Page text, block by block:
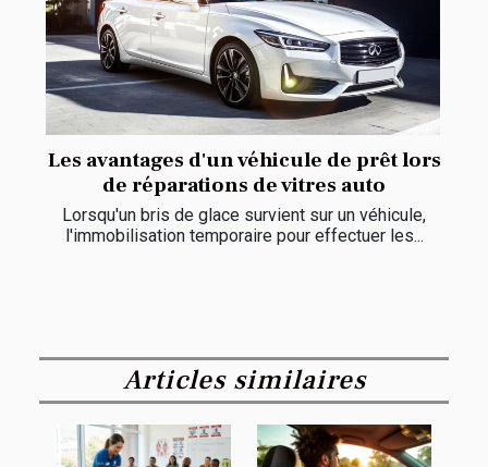
Les avantages d'un véhicule de prêt lors
de réparations de vitres auto
Lorsqu'un bris de glace survient sur un véhicule,
l'immobilisation temporaire pour effectuer les...
Articles similaires